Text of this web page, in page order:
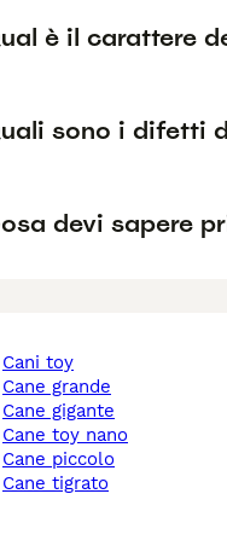
è il carattere
sono i difetti
devi sapere
cani toy
cane grande
cane gigante
cane toy nano
cane piccolo
cane tigrato